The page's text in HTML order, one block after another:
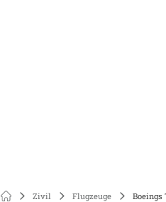
Zivil Flugzeuge Boeings